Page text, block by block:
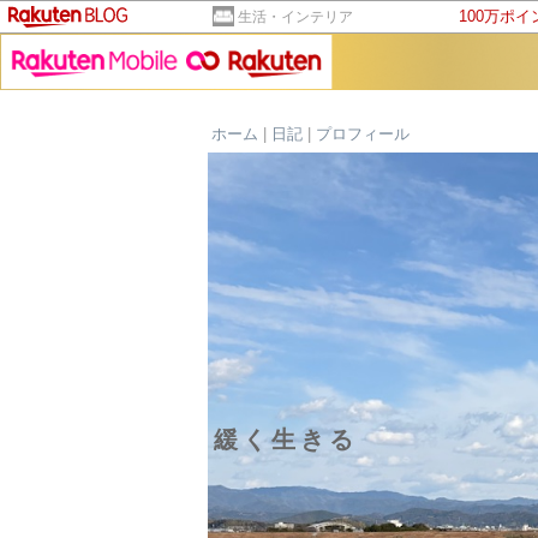
生活・インテリア 100万ポイ
ホーム 日記 プロフィール
緩く生きる